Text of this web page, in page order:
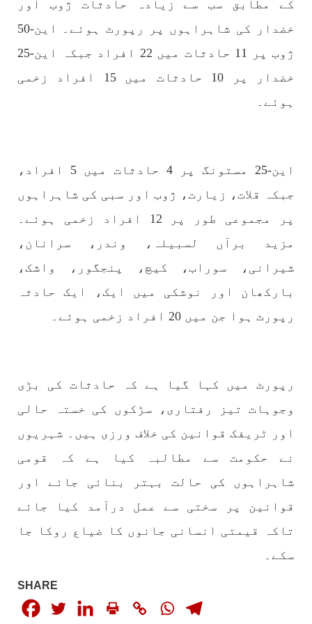
1775 VIEWS مئی 30, 2023
کو خدا حافظ کہا جاۓ اور بزدلی کو دفن کیا جاۓ ،
گوہٹے مجادلہ (ٹکراؤ) وحدت پیدا کرتا ہے۔ جنگ
SHARE
1871 VIEWS مئی 31, 2023
اور کہانی ختم ہوتی ہے – گہور مینگل
نفسیاتی جنگ ایک آزمودہ اور کارآمد ہتھیار
شکست و ریخت کے لیے یہی حکمتِ عملی اپنائے
1984 VIEWS جون 2, 2023
نوجوانوں کی سیاسی شراکت داری کی اہمیت اور
بلوچ نوجوانوں کے عدم شرکت کی وجوہات ۔ سلیم
تحریر،سلیم جالب بلوچ سابق ممبر سینٹرل کمیٹی
سے پائے تکیمل تک پہنچانے کے لئے توانائی،و
کے مطابق سب سے زیادہ حادثات ژوب اور
خضدار کی شاہراہوں پر رپورٹ ہوئے۔ این-50
ژوب پر 11 حادثات میں 22 افراد جبکہ این-25
خضدار پر 10 حادثات میں 15 افراد زخمی
ہوئے۔
این-25 مستونگ پر 4 حادثات میں 5 افراد،
جبکہ قلات، زیارت، ژوب اور سبی کی شاہراہوں
پر مجموعی طور پر 12 افراد زخمی ہوئے۔
مزید برآں لسبیلہ، وندر، سرانان،
شیرانی، سوراب، کیچ، پنجگور، واشک،
بارکھان اور نوشکی میں ایک، ایک حادثہ
رپورٹ ہوا جن میں 20 افراد زخمی ہوئے۔
رپورٹ میں کہا گیا ہے کہ حادثات کی بڑی
وجوہات تیز رفتاری، سڑکوں کی خستہ حالی
اور ٹریفک قوانین کی خلاف ورزی ہیں۔ شہریوں
نے حکومت سے مطالبہ کیا ہے کہ قومی
شاہراہوں کی حالت بہتر بنائی جائے اور
قوانین پر سختی سے عمل درآمد کیا جائے
تاکہ قیمتی انسانی جانوں کا ضیاع روکا جا
سکے۔
SHARE